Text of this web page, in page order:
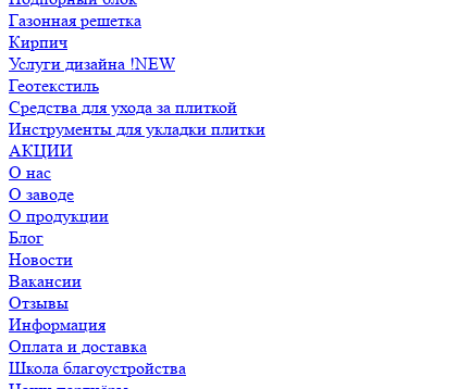
Газонная решетка
Кирпич
Услуги дизайна !NEW
Геотекстиль
Средства для ухода за плиткой
Инструменты для укладки плитки
АКЦИИ
О нас
О заводе
О продукции
Блог
Новости
Вакансии
Отзывы
Информация
Оплата и доставка
Школа благоустройства